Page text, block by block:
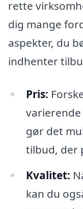
rette
dig mange
aspekter, du
indhenter
Pris:
gør det
tilbud, der
Kvalitet:
kan du